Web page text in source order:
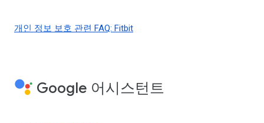
개인 정보 보호 관련 FAQ: Fitbit
Google 어시스턴트